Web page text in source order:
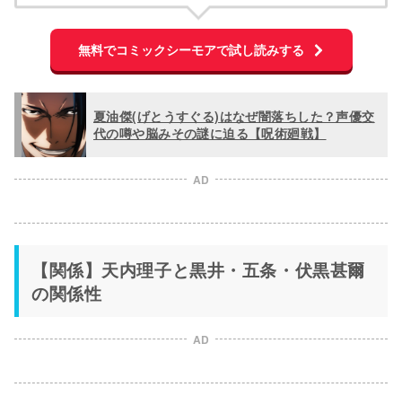
無料でコミックシーモアで試し読みする
夏油傑(げとうすぐる)はなぜ闇落ちした？声優交
代の噂や脳みその謎に迫る【呪術廻戦】
AD
【関係】天内理子と黒井・五条・伏黒甚爾
の関係性
AD